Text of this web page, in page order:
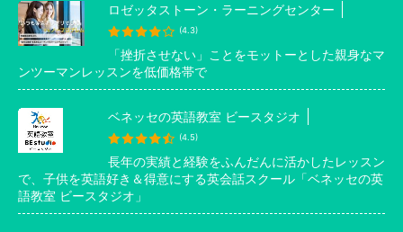
ロゼッタストーン・ラーニングセンター
(4.3)
「挫折させない」ことをモットーとした親身なマ
ンツーマンレッスンを低価格帯で
ベネッセの英語教室 ビースタジオ
(4.5)
長年の実績と経験をふんだんに活かしたレッスン
で、子供を英語好き＆得意にする英会話スクール「ベネッセの英
語教室 ビースタジオ」